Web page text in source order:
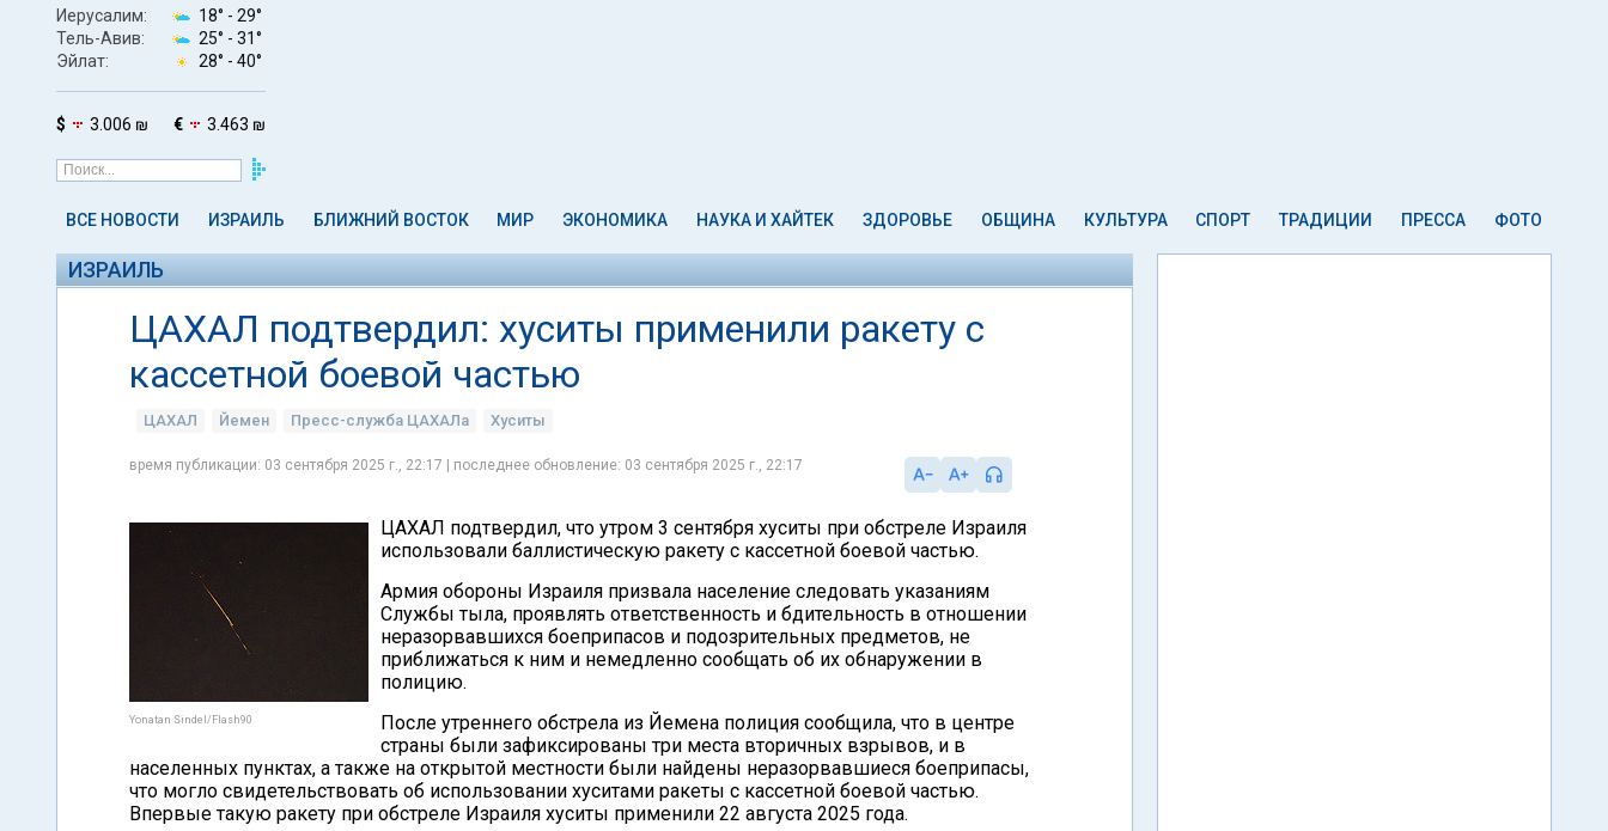
Иерусалим: 18° - 29°
Тель-Авив:
25° - 31°
Эйлат:
28° - 40°
$ 3.006 ₪ € 3.463 ₪
ВСЕ НОВОСТИ ИЗРАИЛЬ БЛИЖНИЙ ВОСТОК МИР ЭКОНОМИКА НАУКА И ХАЙТЕК ЗДОРОВЬЕ ОБЩИНА КУЛЬТУРА СПОРТ ТРАДИЦИИ ПРЕССА ФОТО
ИЗРАИЛЬ
ЦАХАЛ подтвердил: хуситы применили ракету с
кассетной боевой частью
ЦАХАЛ Йемен Пресс-служба ЦАХАЛа Хуситы
время публикации: 03 сентября 2025 г., 22:17 | последнее обновление: 03 сентября 2025 г., 22:17
Yonatan Sindel/Flash90
ЦАХАЛ подтвердил, что утром 3 сентября хуситы при обстреле Израиля
использовали баллистическую ракету с кассетной боевой частью.
Армия обороны Израиля призвала население следовать указаниям
Службы тыла, проявлять ответственность и бдительность в отношении
неразорвавшихся боеприпасов и подозрительных предметов, не
приближаться к ним и немедленно сообщать об их обнаружении в
полицию.
После утреннего обстрела из Йемена полиция сообщила, что в центре
страны были зафиксированы три места вторичных взрывов, и в
населенных пунктах, а также на открытой местности были найдены неразорвавшиеся боеприпасы,
что могло свидетельствовать об использовании хуситами ракеты с кассетной боевой частью.
Впервые такую ракету при обстреле Израиля хуситы применили 22 августа 2025 года.